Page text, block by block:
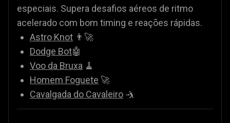
especiais. Supera desafios aéreos de ritmo
acelerado com bom timing e reações rápidas.
Astro Knot 👨‍🚀
Dodge Bot🤖
Voo da Bruxa 🧹
Homem Foguete 🚀
Cavalgada do Cavaleiro 🤺